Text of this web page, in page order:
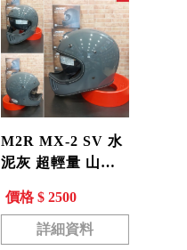
M2R MX-2 SV 水
泥灰 超輕量 山車
罩帽 安全帽 內藏
價格 $ 2500
詳細資料